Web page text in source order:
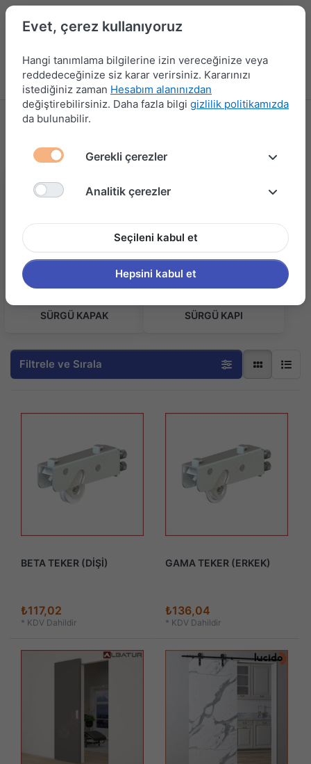
Menü Kampanyalar Yeni Ürünler Giriş yap
SÜRGÜ SİSTEMLERİ
22 ürün gösteriliyor
SÜRGÜ KAPAK SÜRGÜ KAPI
Filtrele ve Sırala
BETA TEKER (DİŞİ)
₺117,02
* KDV Dahildir
GAMA TEKER (ERKEK)
₺136,04
* KDV Dahildir
Evet, çerez kullanıyoruz
Hangi tanımlama bilgilerine izin vereceğinize veya
reddedeceğinize siz karar verirsiniz. Kararınızı
istediğiniz zaman Hesabım alanınızdan
değiştirebilirsiniz. Daha fazla bilgi gizlilik politikamızda
da bulunabilir.
Gerekli çerezler
Analitik çerezler
Seçileni kabul et
Hepsini kabul et